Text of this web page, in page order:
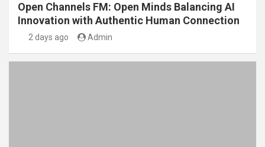
Open Channels FM: Open Minds Balancing AI
Innovation with Authentic Human Connection
2 days ago Admin